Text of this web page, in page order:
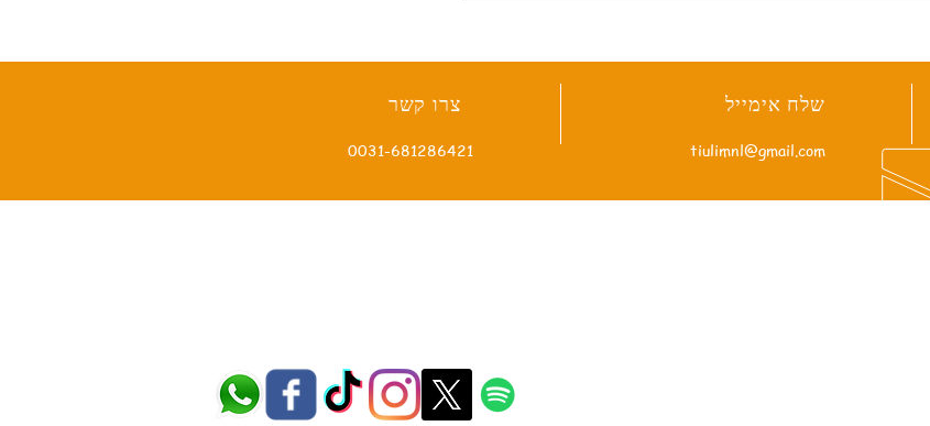
ביותר בהולנד
ההולנדית
צרו קשר
0031-681286421
שלח אימייל
tiulimnl@gmail.com